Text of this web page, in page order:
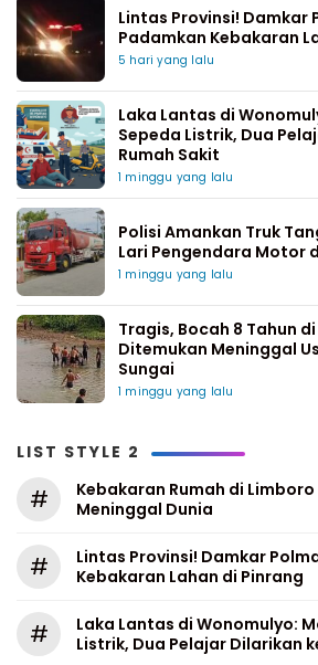
Lintas Provinsi! Damkar
Padamkan Kebakaran
5 hari yang lalu
Laka Lantas di
Sepeda Listrik, Dua
Rumah Sakit
1 minggu yang lalu
Polisi Amankan Truk
Lari Pengendara Motor
1 minggu yang lalu
Tragis, Bocah 8 Tahun
Ditemukan Meninggal
Sungai
1 minggu yang lalu
LIST STYLE 2
#
Kebakaran Rumah di
Meninggal Dunia
#
Lintas Provinsi! Damkar
Kebakaran Lahan di Pinrang
#
Laka Lantas di Wonomulyo:
Listrik, Dua Pelajar Dilarikan